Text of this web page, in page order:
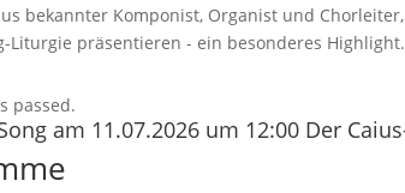
bekannter Komponist, Organist und
Liturgie präsentieren - ein besonderes Highlight.
passed.
am 11.07.2026 um 12:00 Der